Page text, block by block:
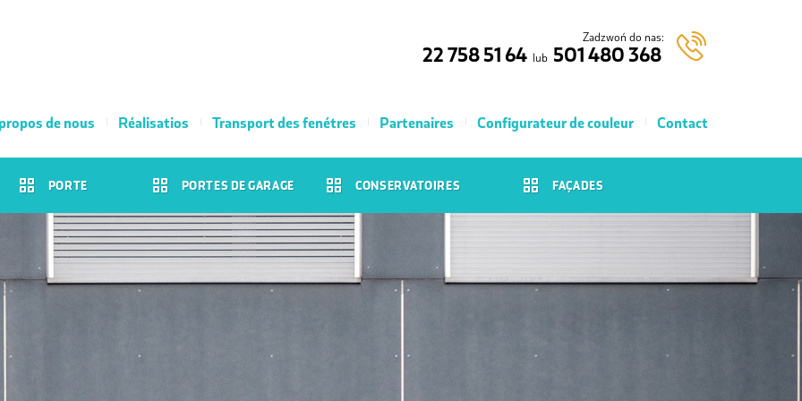
Zadzwoń do nas:
22 758 51 64 lub 501 480 368
de nous Réalisatios Transport des fenétres Partenaires Configurateur de couleur Contact
PORTE PORTES DE GARAGE CONSERVATOIRES FAÇADES